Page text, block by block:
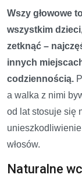
Wszy głowowe
wszystkim
zetknąć –
innych
codziennością.
a walka z nimi
od lat stosuje się
włosów.
Naturalne